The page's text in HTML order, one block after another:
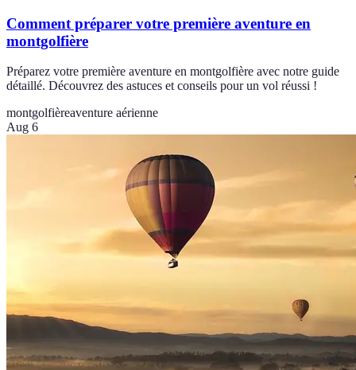
Comment préparer votre première aventure en
montgolfière
Préparez votre première aventure en montgolfière avec notre guide
détaillé. Découvrez des astuces et conseils pour un vol réussi !
montgolfièreaventure aérienne
Aug 6